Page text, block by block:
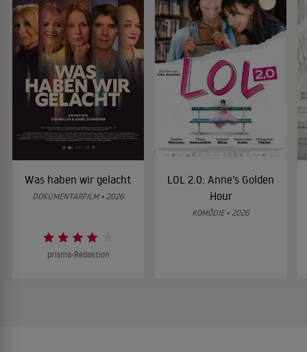
Was haben wir gelacht
DOKUMENTARFILM • 2026
prisma-Redaktion
LOL 2.0: Anne’s Golden
Hour
KOMÖDIE • 2026